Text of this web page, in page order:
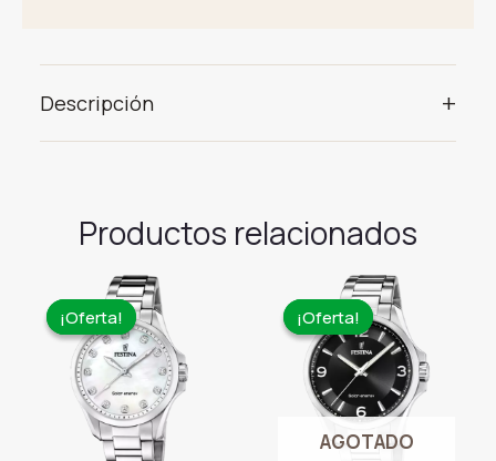
Descripción +
Productos relacionados
¡Oferta!
¡Oferta! ¡Oferta!
AGOTADO
¡Oferta!